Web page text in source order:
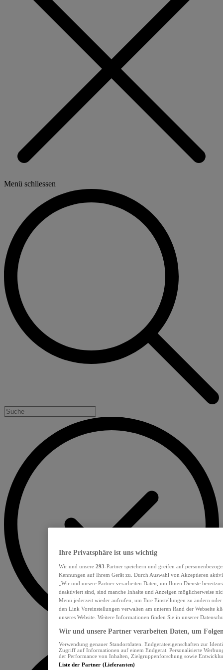
Menü schliessen
Ihre Privatsphäre ist uns wichtig
Wir und unsere 293-Partner speichern und greifen auf
Kennungen auf Ihrem Gerät zu. Durch Auswahl von Akzeptieren
„Wir und unsere Partner verarbeiten Daten, um Ihnen Dienste
deaktiviert sind, sind manche Inhalte und Anzeigen möglicherweise
Menü jederzeit wieder aufrufen, um Ihre Einstellungen zu ändern
den Link Voreinstellungen verwalten am unteren Rand der Webseite
unseres Website. Weitere Informationen finden Sie in unserer
Wir und unsere Partner verarbeiten Daten, um
Verwendung genauer Standortdaten. Endgeräteeigenschaften zur
Zugriff auf Informationen auf einem Endgerät. Personalisierte
der Performance von Inhalten, Zielgruppenforschung sowie
Liste der Partner (Lieferanten)